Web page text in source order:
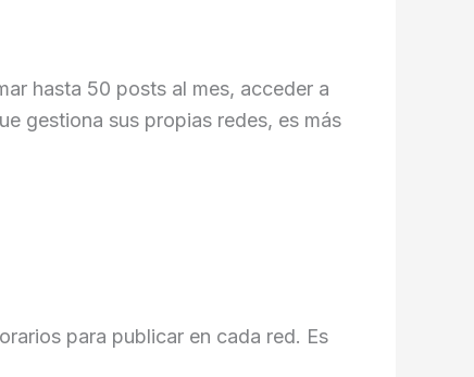
hasta 50 posts al mes, acceder a
gestiona sus propias redes, es más
para publicar en cada red. Es